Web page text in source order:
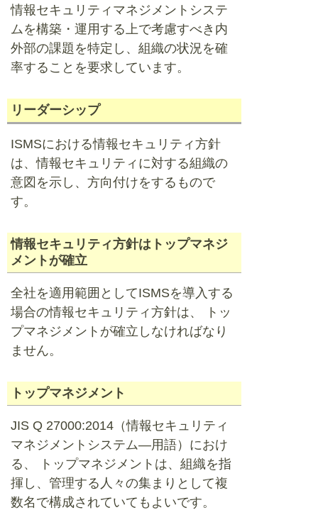
情報セキュリティマネジメントシステ
ムを構築・運用する上で考慮すべき内
外部の課題を特定し、組織の状況を確
率することを要求しています。
リーダーシップ
ISMSにおける情報セキュリティ方針
は、情報セキュリティに対する組織の
意図を示し、方向付けをするもので
す。
情報セキュリティ方針はトップマネジ
メントが確立
全社を適用範囲としてISMSを導入する
場合の情報セキュリティ方針は、 トッ
プマネジメントが確立しなければなり
ません。
トップマネジメント
JIS Q 27000:2014（情報セキュリティ
マネジメントシステム―用語）におけ
る、 トップマネジメントは、組織を指
揮し、管理する人々の集まりとして複
数名で構成されていてもよいです。